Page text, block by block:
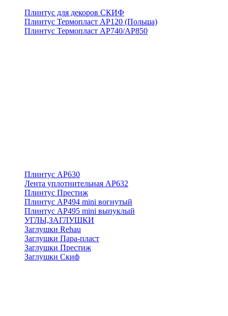
Плинтус для декоров СКИФ
Плинтус Термопласт АР120 (Польша)
Плинтус Термопласт АР740/АР850
Плинтус АР630
Лента уплотнительная АР632
Плинтус Престиж
Плинтус АР494 mini вогнутый
Плинтус АР495 mini выпуклый
УГЛЫ,ЗАГЛУШКИ
Заглушки Rehau
Заглушки Пара-пласт
Заглушки Престиж
Заглушки Скиф